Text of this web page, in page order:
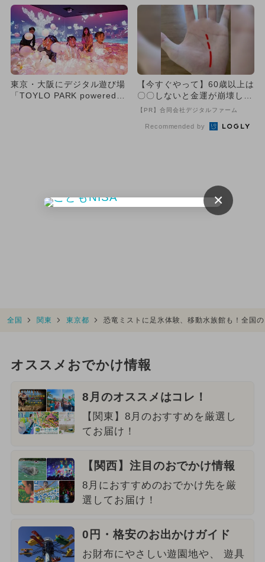
東京・大阪にデジタル遊び場
「TOYLO PARK powered b
【今すぐやって】60歳以上は
〇〇しないと金運が崩壊しま
す
【PR】合同会社デジタルファーム
Recommended by
全国 関東 東京都 恐竜ミストに足氷体験、移動水族館も！全国
オススメおでかけ情報
8月のオススメはコレ！
【関東】8月のおすすめを厳選し
てお届け！
【関西】注目のおでかけ情報
8月におすすめのおでかけ先を厳
選してお届け！
0円・格安のお出かけガイド
お財布にやさしい遊園地や、 遊具
×